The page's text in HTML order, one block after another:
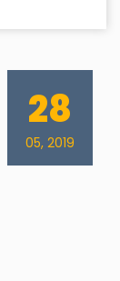
28
05, 2019